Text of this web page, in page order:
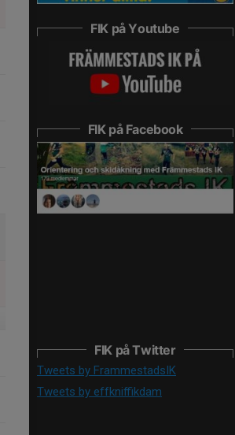
FIK på Youtube
FIK på Facebook
FIK på Twitter
Tweets by FrammestadsIK
Tweets by effkniffikdam